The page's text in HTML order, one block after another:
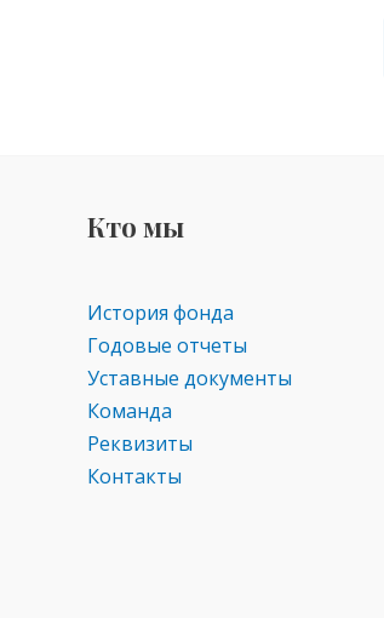
Кто мы
История фонда
Годовые отчеты
Уставные документы
Команда
Реквизиты
Контакты